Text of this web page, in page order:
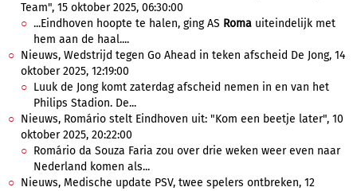
Team", 15 oktober 2025, 06:30:00
...Eindhoven hoopte te halen, ging AS Roma uiteindelijk met
hem aan de haal....
Nieuws, Wedstrijd tegen Go Ahead in teken afscheid De Jong, 14
oktober 2025, 12:19:00
Luuk de Jong komt zaterdag afscheid nemen in en van het
Philips Stadion. De...
Nieuws, Romário stelt Eindhoven uit: "Kom een beetje later", 10
oktober 2025, 20:22:00
Romário da Souza Faria zou over drie weken weer even naar
Nederland komen als...
Nieuws, Medische update PSV, twee spelers ontbreken, 12